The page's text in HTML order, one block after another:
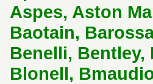
Aspes, Aston
Baotain,
Benelli, Bentley,
Blonell,